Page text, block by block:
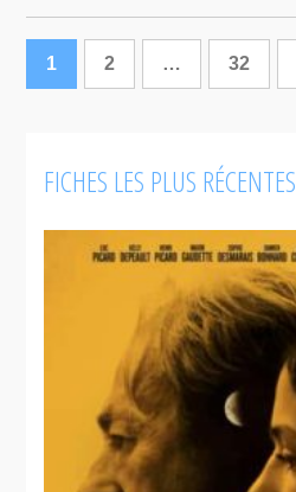
1 2 … 32
FICHES LES PLUS RÉCENTES